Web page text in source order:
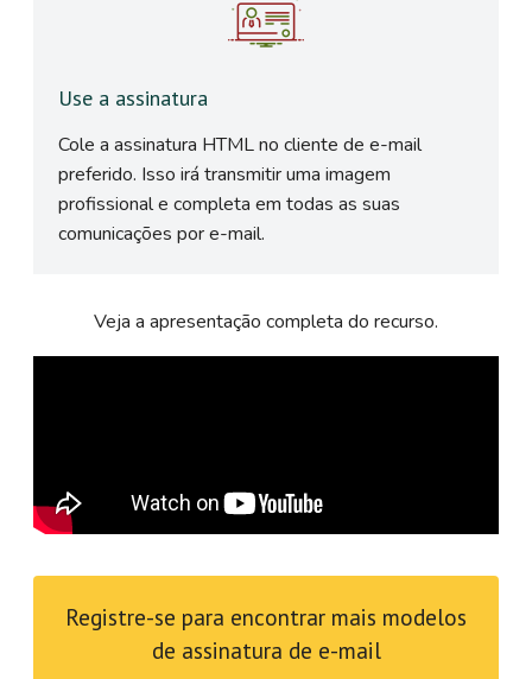
Use a assinatura
Cole a assinatura HTML no cliente de e-mail
preferido. Isso irá transmitir uma imagem
profissional e completa em todas as suas
comunicações por e-mail.
Veja a apresentação completa do recurso.
Registre-se para encontrar mais modelos
de assinatura de e-mail